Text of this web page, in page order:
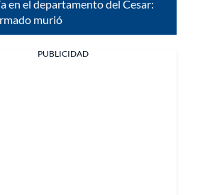
en el departamento del Cesar:
murió
PUBLICIDAD